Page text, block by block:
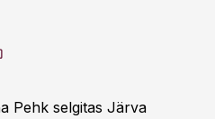
Pehk selgitas Järva